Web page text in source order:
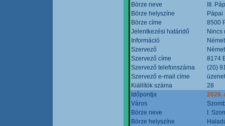
Börze neve
III.
Börze helyszíne
Pápai
Börze címe
8500
Jelentkezési határidő
Nincs
Információ
Szervező
Szervező címe
8174
Szervező telefonszáma
(20)
Szervező e-mail címe
Kiállítók száma
28
Időpontja
2026.
Város
Börze neve
I.
Börze helyszíne